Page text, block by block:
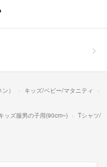
）
キッズ/ベビー/マタニティ
ッズ服男の子用(90cm~)
Tシャツ/